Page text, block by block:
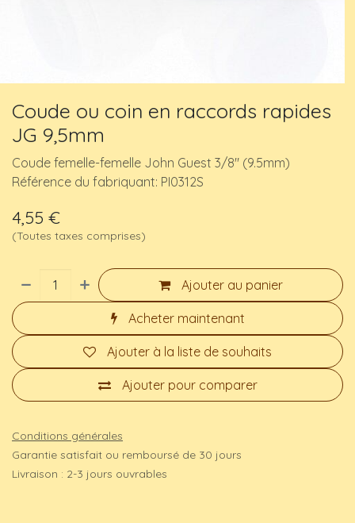
Coude ou coin en raccords rapides
JG 9,5mm
Coude femelle-femelle John Guest 3/8" (9.5mm)
Référence du fabriquant: PI0312S
4,55 €
(Toutes taxes comprises)
Ajouter au panier
Acheter maintenant
Ajouter pour comparer
Ajouter à la liste de souhaits
Conditions générales
Garantie satisfait ou remboursé de 30 jours
Livraison : 2-3 jours ouvrables